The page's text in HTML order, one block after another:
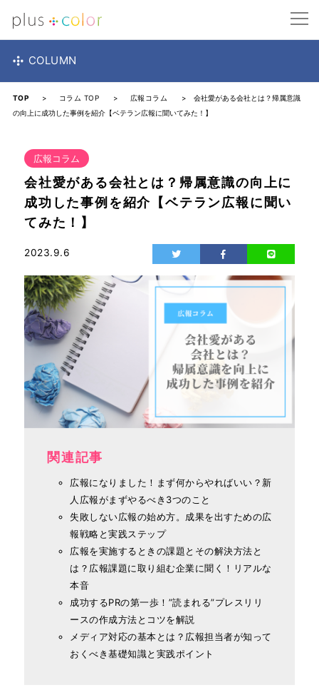
COLUMN
TOP > コラム TOP > 広報コラム
> 会社愛がある会社とは？帰属意識
の向上に成功した事例を紹介【ベテラン広報に聞いてみた！】
広報コラム
会社愛がある会社とは？帰属意識の向上に
成功した事例を紹介【ベテラン広報に聞い
てみた！】
2023.9.6
関連記事
広報になりました！まず何からやればいい？新
人広報がまずやるべき3つのこと
失敗しない広報の始め方。成果を出すための広
報戦略と実践ステップ
広報を実施するときの課題とその解決方法と
は？広報課題に取り組む企業に聞く！リアルな
本音
成功するPRの第一歩！”読まれる”プレスリリ
ースの作成方法とコツを解説
メディア対応の基本とは？広報担当者が知って
おくべき基礎知識と実践ポイント